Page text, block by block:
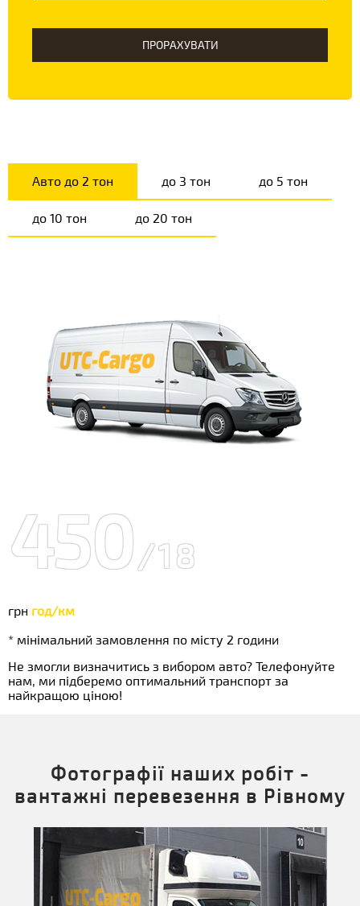
ПРОРАХУВАТИ
Авто до 2 тон до 3 тон до 5 тон
до 10 тон до 20 тон
450/18
грн год/км
* мінімальний замовлення по місту 2 години
Не змогли визначитись з вибором авто? Телефонуйте
нам, ми підберемо оптимальний транспорт за
найкращою ціною!
Фотографії наших робіт -
вантажні перевезення в Рівному